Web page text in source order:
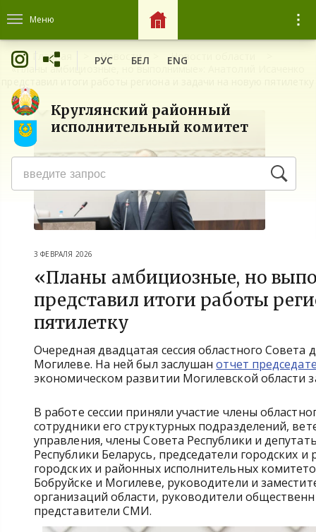
Меню
Круглянский районный
исполнительный комитет
РУС БЕЛ ENG
Главная Новости
Новости области
«Планы амбициозные, но выполнимые»: Анатолий Исаченко
3 ФЕВРАЛЯ 2026
«Планы амбициозные, но
представил итоги работы
пятилетку
Очередная двадцатая сессия областного
Могилеве. На ней был заслушанотчет
экономическом развитии Могилевской области
В работе сессии приняли участие члены
сотрудники его структурных подразделений,
управления, члены Совета Республики и
Республики Беларусь, председатели городских
городских и районных исполнительных
Бобруйске и Могилеве, руководители и
организаций области, руководители
представители СМИ.